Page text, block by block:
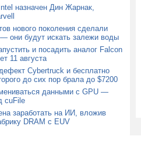
назначен Дин Жарнак,
нового поколения сделали
— они будут искать залежи воды
и посадить аналог Falcon
11 августа
Cybertruck и бесплатно
до сих пор брала до $7200
данными с GPU —
cuFile
заработать на ИИ, вложив
DRAM с EUV